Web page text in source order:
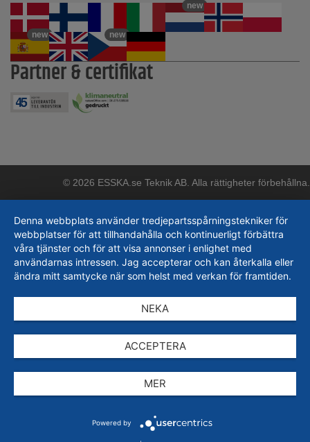
new
new new
Partner & certifikat
© 2026 ESSKA.se Teknik AB. Alla rättigheter förbehållna.
Denna webbplats använder tredjepartsspårningstekniker för
webbplatser för att tillhandahålla och kontinuerligt förbättra
våra tjänster och för att visa annonser i enlighet med
användarnas intressen. Jag accepterar och kan återkalla eller
ändra mitt samtycke när som helst med verkan för framtiden.
NEKA
ACCEPTERA
MER
Powered by